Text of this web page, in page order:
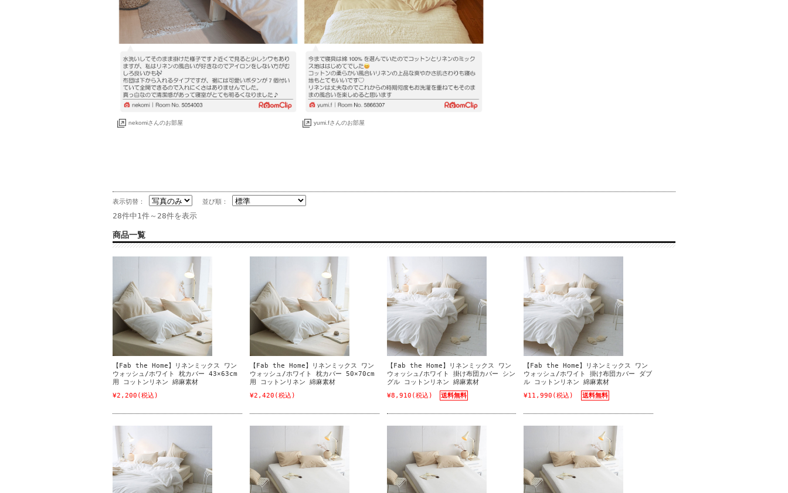
表示切替： 並び順：
28件中1件～28件を表示
商品一覧
【Fab the Home】リネンミックス ワン
ウォッシュ/ホワイト 枕カバー 43×63cm
用 コットンリネン 綿麻素材
¥2,200 (税込)
【Fab the Home】リネンミックス ワン
ウォッシュ/ホワイト 枕カバー 50×70cm
用 コットンリネン 綿麻素材
¥2,420 (税込)
【Fab the Home】リネンミックス ワン
ウォッシュ/ホワイト 掛け布団カバー シン
グル コットンリネン 綿麻素材
¥8,910 (税込) 送料無料
【Fab the Home】リネンミックス ワン
ウォッシュ/ホワイト 掛け布団カバー ダブ
ル コットンリネン 綿麻素材
¥11,990 (税込) 送料無料